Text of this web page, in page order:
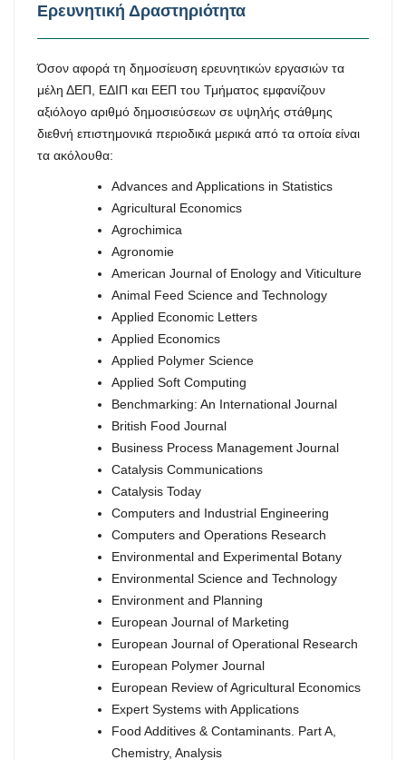
Ερευνητική Δραστηριότητα
Όσον αφορά τη δημοσίευση ερευνητικών εργασιών τα
μέλη ΔΕΠ, ΕΔΙΠ και ΕΕΠ του Τμήματος εμφανίζουν
αξιόλογο αριθμό δημοσιεύσεων σε υψηλής στάθμης
διεθνή επιστημονικά περιοδικά μερικά από τα οποία είναι
τα ακόλουθα:
Advances and Applications in Statistics
Agricultural Economics
Agrochimica
Agronomie
American Journal of Enology and Viticulture
Animal Feed Science and Technology
Applied Economic Letters
Applied Economics
Applied Polymer Science
Applied Soft Computing
Benchmarking: An International Journal
British Food Journal
Business Process Management Journal
Catalysis Communications
Catalysis Today
Computers and Industrial Engineering
Computers and Operations Research
Environmental and Experimental Botany
Environmental Science and Technology
Environment and Planning
European Journal of Marketing
European Journal of Operational Research
European Polymer Journal
European Review of Agricultural Economics
Expert Systems with Applications
Food Additives & Contaminants. Part A,
Chemistry, Analysis